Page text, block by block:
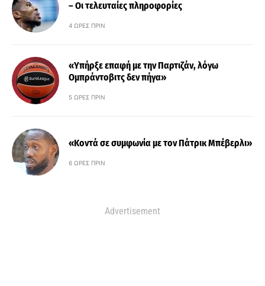
– Οι τελευταίες πληροφορίες
4 ΏΡΕΣ ΠΡΙΝ
«Υπήρξε επαφή με την Παρτιζάν, λόγω
Ομπράντοβιτς δεν πήγα»
5 ΏΡΕΣ ΠΡΙΝ
«Κοντά σε συμφωνία με τον Πάτρικ Μπέβερλι»
6 ΏΡΕΣ ΠΡΙΝ
Advertisement